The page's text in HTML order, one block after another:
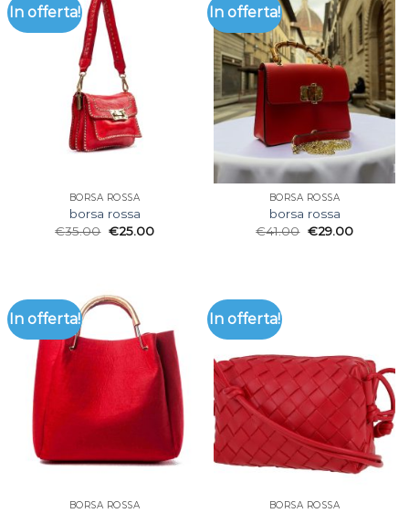
In offerta!
BORSA ROSSA
borsa rossa
€35.00 €25.00
In offerta!
BORSA ROSSA
borsa rossa
€41.00 €29.00
In offerta!
BORSA ROSSA
In offerta!
BORSA ROSSA